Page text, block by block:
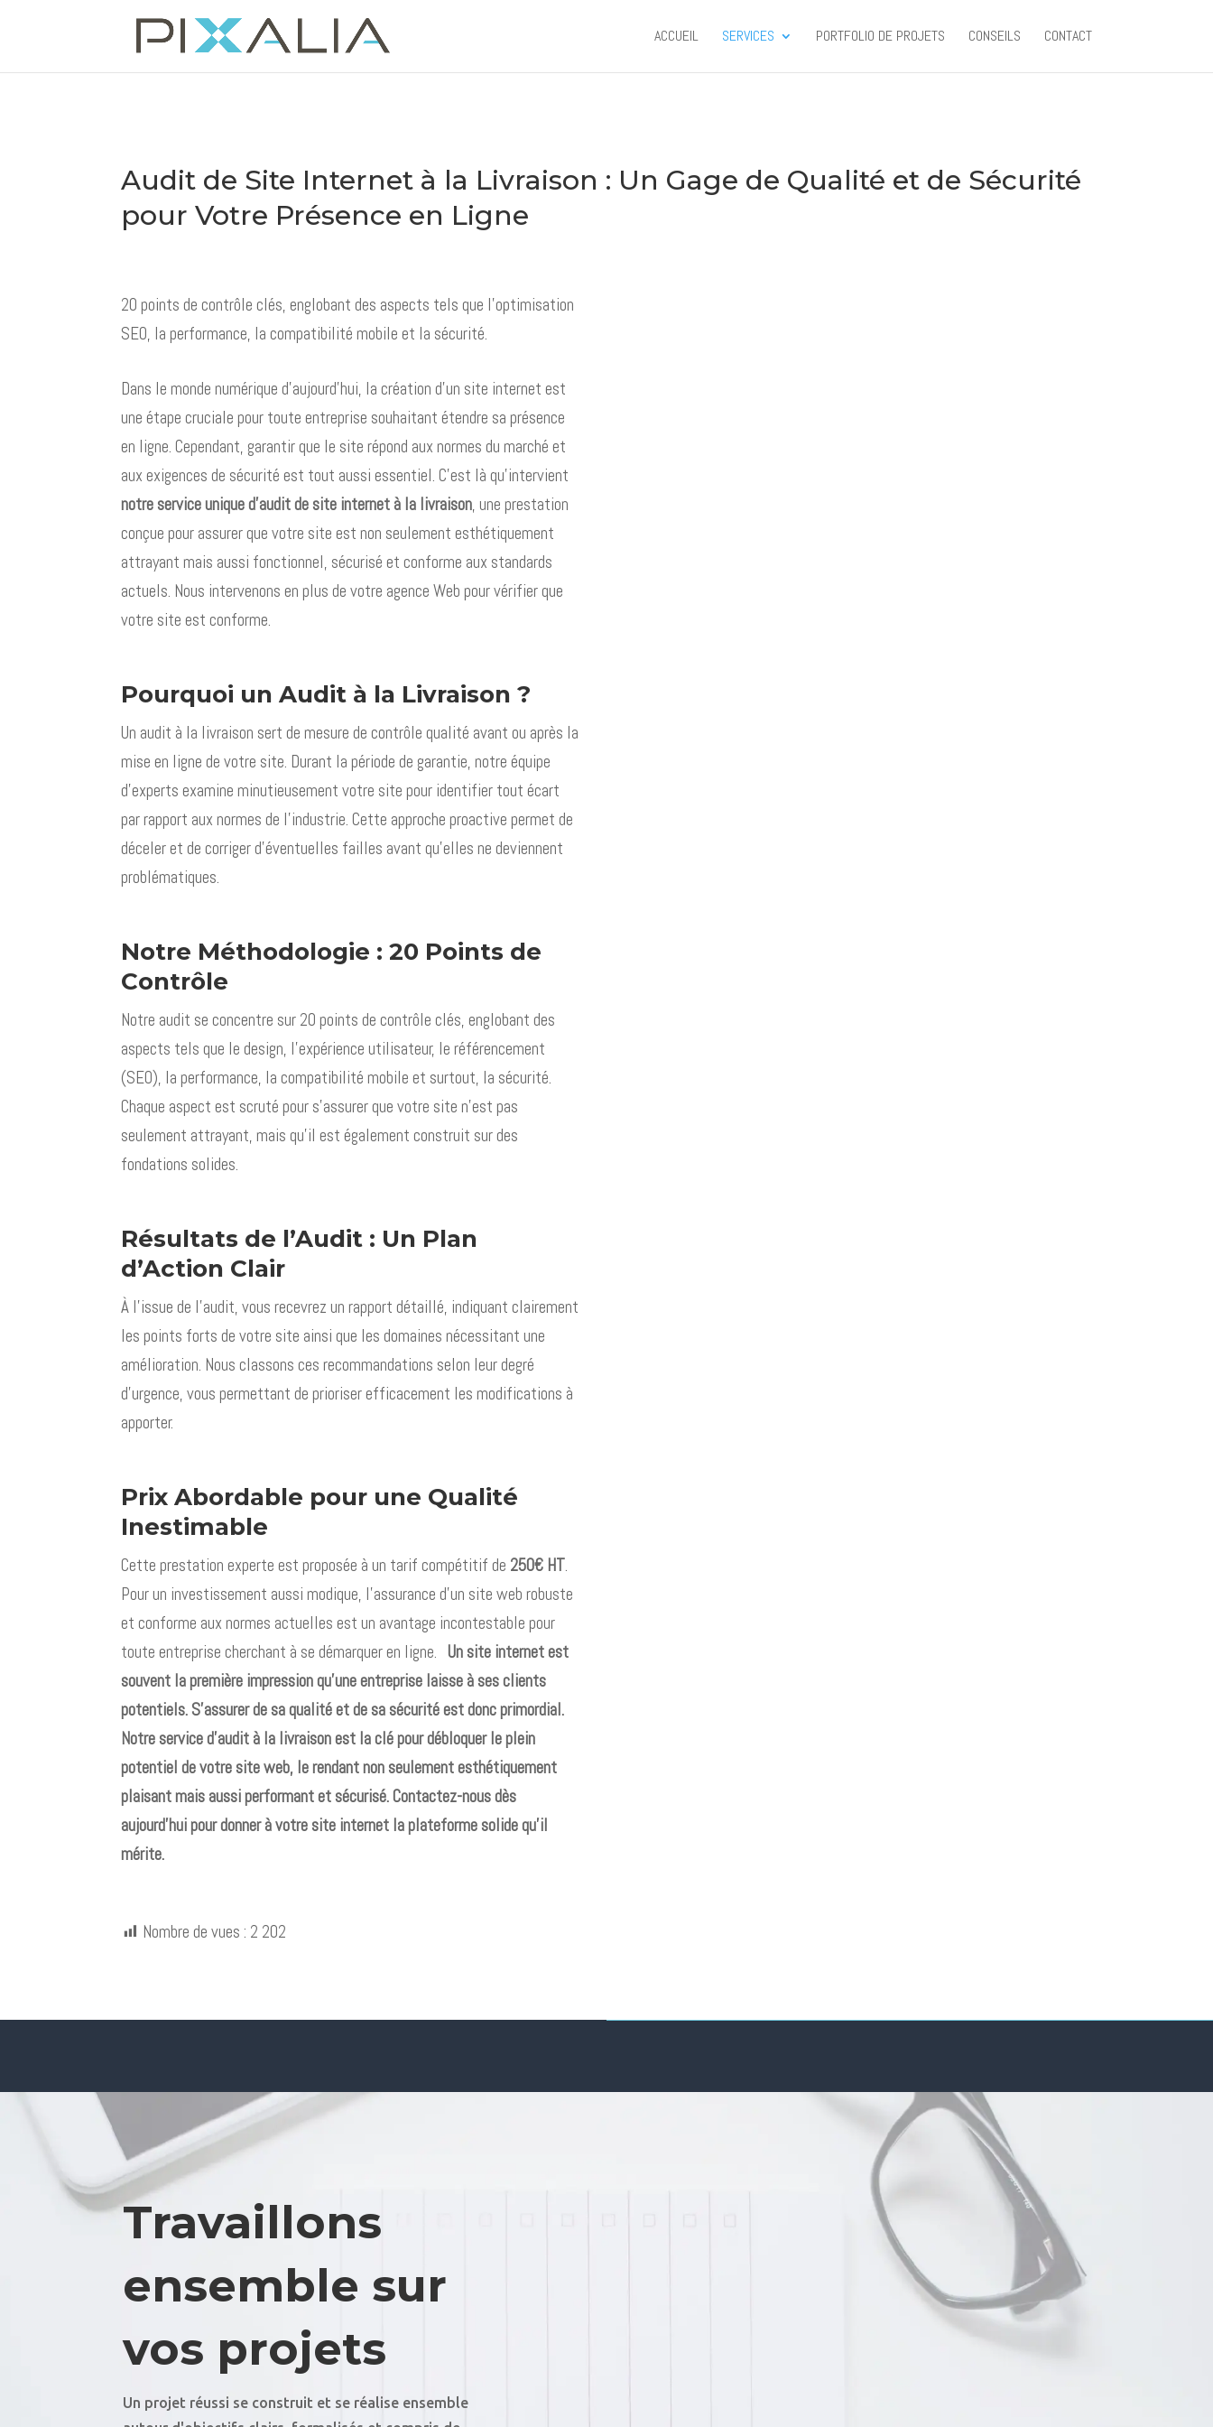
ACCUEIL SERVICES PORTFOLIO DE PROJETS CONSEILS CONTACT
Audit de Site Internet à la Livraison : Un Gage de Qualité et de Sécurité
pour Votre Présence en Ligne
20 points de contrôle clés, englobant des aspects tels que l'optimisation
SEO, la performance, la compatibilité mobile et la sécurité.
Dans le monde numérique d’aujourd’hui, la création d’un site internet est
une étape cruciale pour toute entreprise souhaitant étendre sa présence
en ligne. Cependant, garantir que le site répond aux normes du marché et
aux exigences de sécurité est tout aussi essentiel. C’est là qu’intervient
notre service unique d’audit de site internet à la livraison, une prestation
conçue pour assurer que votre site est non seulement esthétiquement
attrayant mais aussi fonctionnel, sécurisé et conforme aux standards
actuels. Nous intervenons en plus de votre agence Web pour vérifier que
votre site est conforme.
Pourquoi un Audit à la Livraison ?
Un audit à la livraison sert de mesure de contrôle qualité avant ou après la
mise en ligne de votre site. Durant la période de garantie, notre équipe
d’experts examine minutieusement votre site pour identifier tout écart
par rapport aux normes de l’industrie. Cette approche proactive permet de
déceler et de corriger d’éventuelles failles avant qu’elles ne deviennent
problématiques.
Notre Méthodologie : 20 Points de
Contrôle
Notre audit se concentre sur 20 points de contrôle clés, englobant des
aspects tels que le design, l’expérience utilisateur, le référencement
(SEO), la performance, la compatibilité mobile et surtout, la sécurité.
Chaque aspect est scruté pour s’assurer que votre site n’est pas
seulement attrayant, mais qu’il est également construit sur des
fondations solides.
Résultats de l’Audit : Un Plan
d’Action Clair
À l’issue de l’audit, vous recevrez un rapport détaillé, indiquant clairement
les points forts de votre site ainsi que les domaines nécessitant une
amélioration. Nous classons ces recommandations selon leur degré
d’urgence, vous permettant de prioriser efficacement les modifications à
apporter.
Prix Abordable pour une Qualité
Inestimable
Cette prestation experte est proposée à un tarif compétitif de 250€ HT.
Pour un investissement aussi modique, l’assurance d’un site web robuste
et conforme aux normes actuelles est un avantage incontestable pour
toute entreprise cherchant à se démarquer en ligne.Un site internet est
souvent la première impression qu’une entreprise laisse à ses clients
potentiels. S’assurer de sa qualité et de sa sécurité est donc primordial.
Notre service d’audit à la livraison est la clé pour débloquer le plein
potentiel de votre site web, le rendant non seulement esthétiquement
plaisant mais aussi performant et sécurisé. Contactez-nous dès
aujourd’hui pour donner à votre site internet la plateforme solide qu’il
mérite.
Nombre de vues : 2 202
Travaillons
ensemble sur
vos projets
Un projet réussi se construit et se réalise ensemble